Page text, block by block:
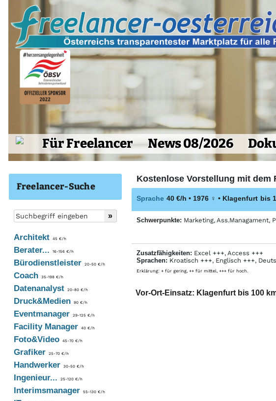
Für Freelancer News 08/2026
Freelancer-Suche
Architekt45 €/h
Berater... 16-156 €/h
Bürodienstleister 20-50 €/h
Coach 35-198 €/h
Datenanalyst20-80 €/h
Druck&Medien 90 €/h
Eventmanager 29-125 €/h
Facility Manager 40 €/h
Foto&Video45-70 €/h
Grafiker 25-70 €/h
Handwerker 30-50 €/h
Ingenieur... 25-120 €/h
Interimsmanager 55-130 €/h
Kostenlose Vorstellung mit dem
Sprache 40 €/h • 1976 ♀ • Klagenfurt bis
Schwerpunkte: Marketing, Ass.Managament,
Zusatzfähigkeiten: Excel +++, Access +++
Sprachen: Kroatisch +++, Englisch +++,
Erklärung: + für gering, ++ für mittel, +++ für hoch.
Vor-Ort-Einsatz: Klagenfurt bis 100